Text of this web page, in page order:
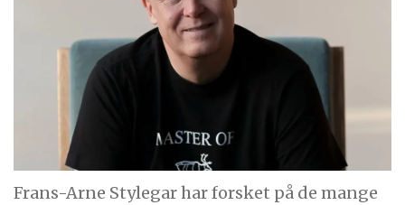
Frans-Arne Stylegar har forsket på de mange